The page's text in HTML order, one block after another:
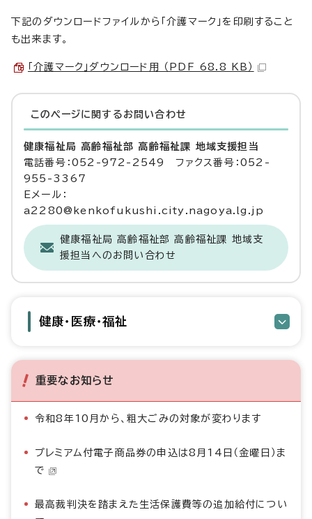
下記のダウンロードファイルから「介護マーク」を印刷すること
も出来ます。
「介護マーク」ダウンロード用 （PDF 68.8 KB）
このページに関する お問い合わせ
健康福祉局 高齢福祉部 高齢福祉課 地域支援担当
電話番号：052-972-2549 ファクス番号：052-
955-3367
Eメール：
a2280@kenkofukushi.city.nagoya.lg.jp
健康福祉局 高齢福祉部 高齢福祉課 地域支
援担当へのお問い合わせ
健康・医療・福祉
重要なお知らせ
令和8年10月から、粗大ごみの対象が変わります
プレミアム付電子商品券の申込は8月14日（金曜日）ま
で
最高裁判決を踏まえた生活保護費等の追加給付につい